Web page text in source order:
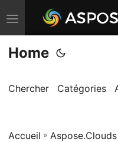
B
a
s
u
r
Home
Chercher Catégories
Accueil » Aspose.Clouds